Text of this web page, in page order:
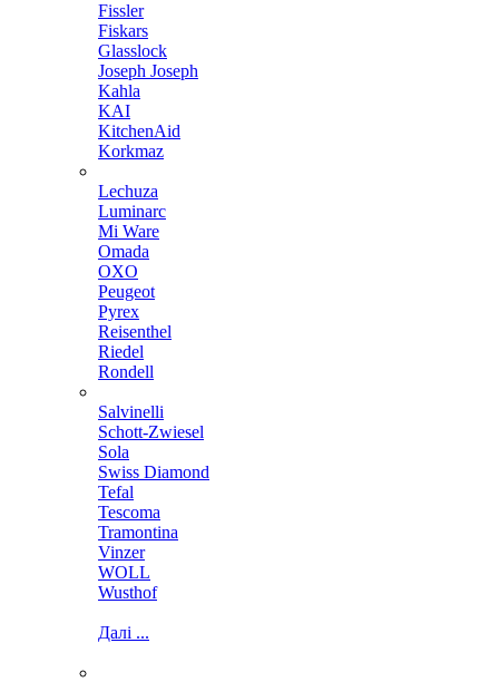
Fissler
Fiskars
Glasslock
Joseph Joseph
Kahla
KAI
KitchenAid
Korkmaz
Lechuza
Luminarc
Mi Ware
Omada
OXO
Peugeot
Pyrex
Reisenthel
Riedel
Rondell
Salvinelli
Schott-Zwiesel
Sola
Swiss Diamond
Tefal
Tescoma
Tramontina
Vinzer
WOLL
Wusthof
Далі ...